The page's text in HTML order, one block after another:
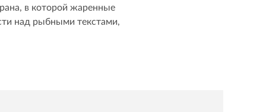
в которой жаренные
над рыбными текстами,